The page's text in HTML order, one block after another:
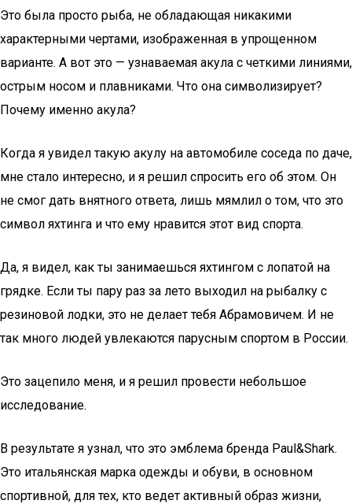
Это была просто рыба, не обладающая никакими
характерными чертами, изображенная в упрощенном
варианте. А вот это — узнаваемая акула с четкими линиями,
острым носом и плавниками. Что она символизирует?
Почему именно акула?
Когда я увидел такую акулу на автомобиле соседа по даче,
мне стало интересно, и я решил спросить его об этом. Он
не смог дать внятного ответа, лишь мямлил о том, что это
символ яхтинга и что ему нравится этот вид спорта.
Да, я видел, как ты занимаешься яхтингом с лопатой на
грядке. Если ты пару раз за лето выходил на рыбалку с
резиновой лодки, это не делает тебя Абрамовичем. И не
так много людей увлекаются парусным спортом в России.
Это зацепило меня, и я решил провести небольшое
исследование.
В результате я узнал, что это эмблема бренда Paul&Shark.
Это итальянская марка одежды и обуви, в основном
спортивной, для тех, кто ведет активный образ жизни,